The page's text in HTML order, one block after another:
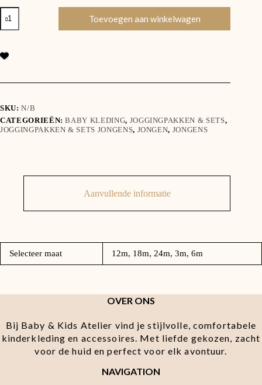
Mini
mooi
set
aantal
Toevoegen aan winkelwagen
SKU:N/B
CATEGORIEËN:BABY KLEDING, JOGGINGPAKKEN & SETS,
JOGGINGPAKKEN & SETS JONGENS, JONGEN, JONGENS
Aanvullende informatie
Selecteer maat 12m, 18m, 24m, 3m, 6m
OVER ONS
Bij Baby & Kids Atelier vind je stijlvolle, comfortabele
kinderkleding en accessoires. Met liefde gekozen, zacht
voor de huid en perfect voor elk avontuur.
NAVIGATION